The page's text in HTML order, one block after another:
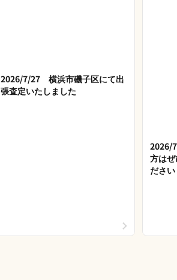
2026/7/27 横浜市磯子区にて出
張査定いたしました
2026/
方は
ださい